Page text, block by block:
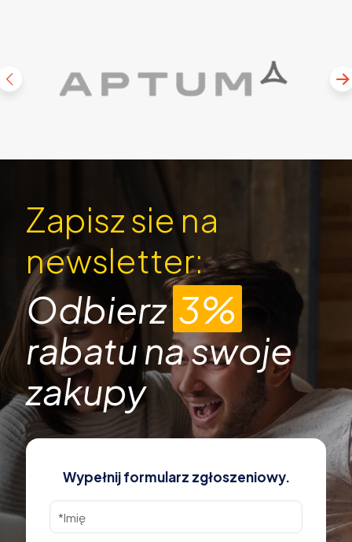
Zapisz sie na
newsletter:
Odbierz3%
rabatu na swoje
zakupy
Wypełnij formularz zgłoszeniowy.